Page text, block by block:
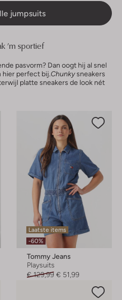
jumpsuits
’m sportief
pasvorm? Dan oogt hij al snel
hier perfect bij.Chunkysneakers
platte sneakers de look nét
Laatste items
-60%
Tommy Jeans
Playsuits
€ 129,99 € 51,99